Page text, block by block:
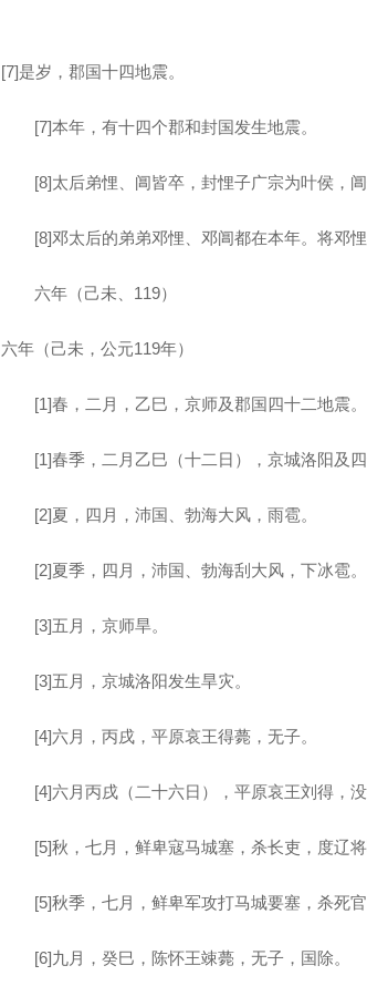
[7]是岁，郡国十四地震。
[7]本年，有十四个郡和封国发生地震。
[8]太后弟悝、阊皆卒，封悝子广宗为叶侯，阊
[8]邓太后的弟弟邓悝、邓阊都在本年。将邓悝
六年（己未、119）
六年（己未，公元119年）
[1]春，二月，乙巳，京师及郡国四十二地震。
[1]春季，二月乙巳（十二日），京城洛阳及四
[2]夏，四月，沛国、勃海大风，雨雹。
[2]夏季，四月，沛国、勃海刮大风，下冰雹。
[3]五月，京师旱。
[3]五月，京城洛阳发生旱灾。
[4]六月，丙戌，平原哀王得薨，无子。
[4]六月丙戌（二十六日），平原哀王刘得，没
[5]秋，七月，鲜卑寇马城塞，杀长吏，度辽将
[5]秋季，七月，鲜卑军攻打马城要塞，杀死官
[6]九月，癸巳，陈怀王竦薨，无子，国除。